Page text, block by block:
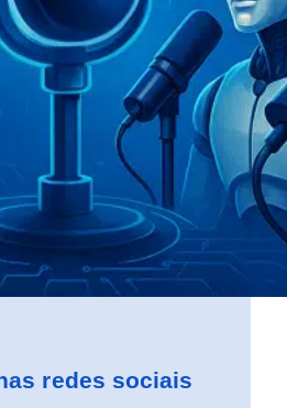
redes sociais